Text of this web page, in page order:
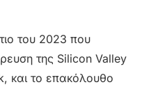
του 2023 που
της Silicon Valley
και το επακόλουθο